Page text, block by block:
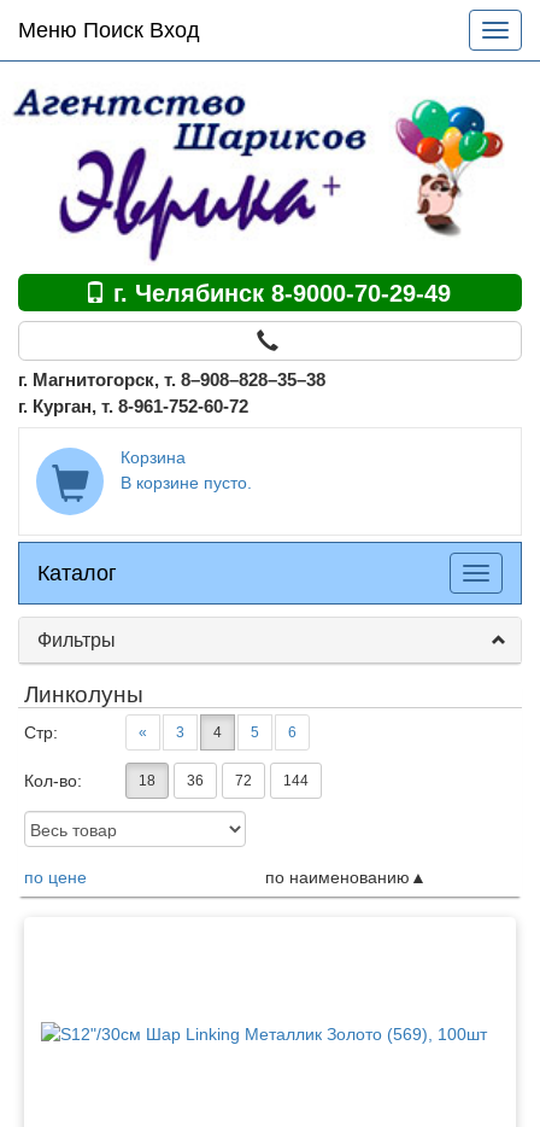
Основное
меню
по
Меню Поиск Вход
меню
г. Челябинск 8-9000-70-29-49
г. Магнитогорск, т. 8–908–828–35–38
г. Курган, т. 8-961-752-60-72
Корзина
В корзине пусто.
Каталог
Каталог
меню
Фильтры
Линколуны
Стр: « 3 4 5 6
Кол-во: 18 36 72 144
Доступность:
по цене по наименованию